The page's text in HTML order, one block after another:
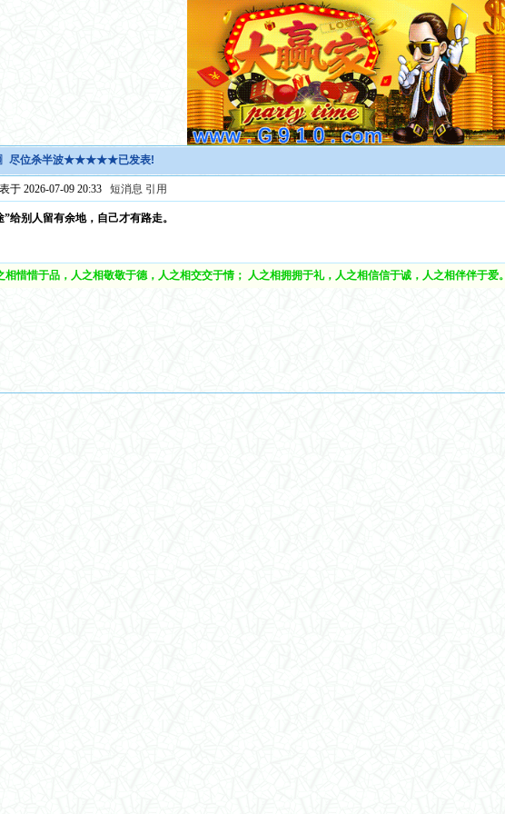
尽位杀半波★★★★★已发表!
于 2026-07-09 20:33短消息 引用
”给别人留有余地，自己才有路走。
相惜惜于品，人之相敬敬于德，人之相交交于情； 人之相拥拥于礼，人之相信信于诚，人之相伴伴于爱。